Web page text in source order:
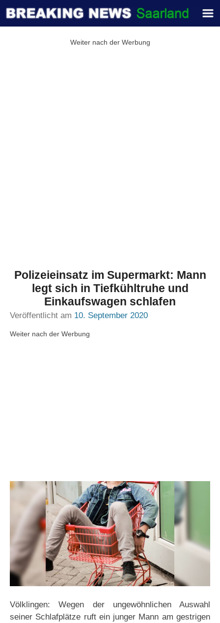
Weiter nach der Werbung
Polizeieinsatz im Supermarkt: Mann
legt sich in Tiefkühltruhe und
Einkaufswagen schlafen
Veröffentlicht am 10. September 2020
Weiter nach der Werbung
Völklingen: Wegen der ungewöhnlichen Auswahl
seiner Schlafplätze ruft ein junger Mann am gestrigen